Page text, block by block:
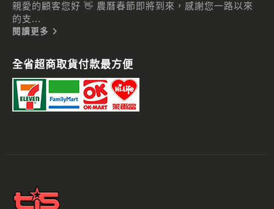
親愛的顧客您好 👋 農曆春節即將到來，感謝您一路以來
的支...
閱讀更多
全省超商取貨付款最方便